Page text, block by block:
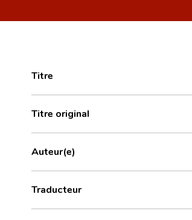
Équipe scientifique
Titre
Titre original
Auteur(e)
Traducteur